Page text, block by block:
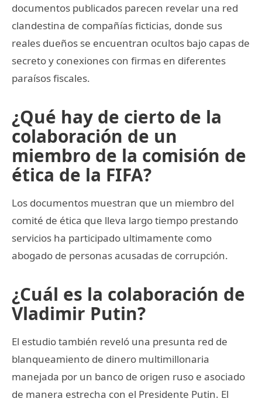
documentos publicados parecen revelar una red
clandestina de compañías ficticias, donde sus
reales dueños se encuentran ocultos bajo capas de
secreto y conexiones con firmas en diferentes
paraísos fiscales.
¿Qué hay de cierto de la
colaboración de un
miembro de la comisión de
ética de la FIFA?
Los documentos muestran que un miembro del
comité de ética que lleva largo tiempo prestando
servicios ha participado ultimamente como
abogado de personas acusadas de corrupción.
¿Cuál es la colaboración de
Vladimir Putin?
El estudio también reveló una presunta red de
blanqueamiento de dinero multimillonaria
manejada por un banco de origen ruso e asociado
de manera estrecha con el Presidente Putin. El